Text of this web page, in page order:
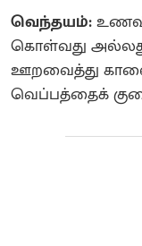
வெந்தயம்:
கொள்வது
ஊறவைத்து
வெப்பத்தைக்